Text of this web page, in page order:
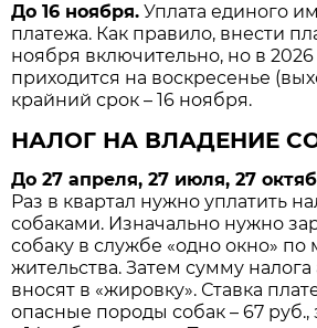
До 16 ноября. Уплата единого
платежа. Как правило, внести
ноября включительно, но в 2026
приходится на воскресенье
крайний срок – 16 ноября.
НАЛОГ НА ВЛАДЕНИЕ
До 27 апреля, 27 июля, 27
Раз в квартал нужно уплатить
собаками. Изначально нужно
собаку в службе «одно окно» по
жительства. Затем сумму
вносят в «жировку». Ставка
опасные породы собак – 67 руб.,